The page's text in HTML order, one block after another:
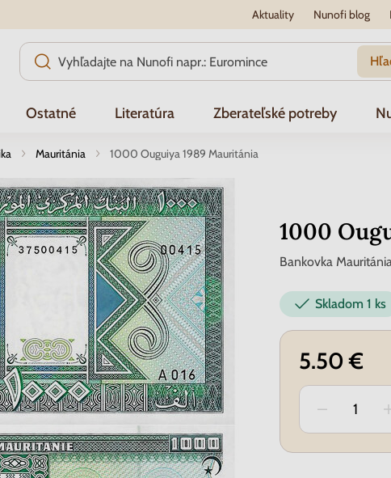
Aktuality Nunofi blog
Ostatné Literatúra Zberateľské potreby
Mauritánia 1000 Ouguiya 1989 Mauritánia
1000
Bankovka
Skladom 1 ks
5.50 €